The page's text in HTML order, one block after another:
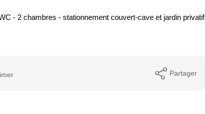
- 2 chambres - stationnement couvert-cave et jardin privatif
Partager